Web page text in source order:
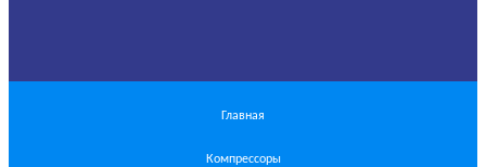
Главная
Компрессоры